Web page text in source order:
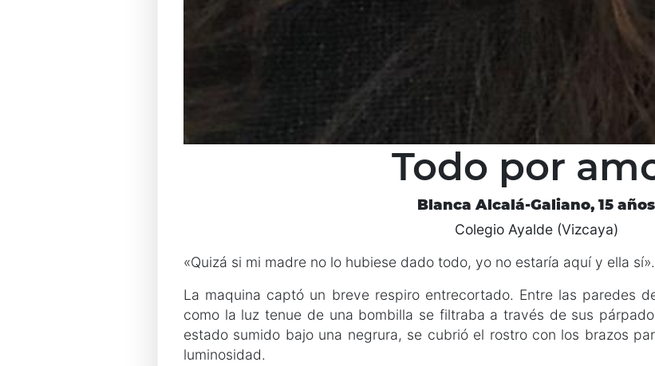
Todo por
Blanca Alcalá-Galiano, 15 años
Colegio Ayalde (Vizcaya)
«Quizá si mi madre no lo hubiese dado todo, yo no estaría aquí y ella sí».
La maquina captó un breve respiro entrecortado. Entre las paredes
como la luz tenue de una bombilla se filtraba a través de sus
estado sumido bajo una negrura, se cubrió el rostro con los brazos
luminosidad.